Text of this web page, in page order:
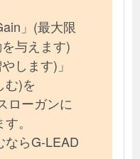
」(最大限
与えます)
します)」
む)を
ローガンに
。
ならG-LEAD